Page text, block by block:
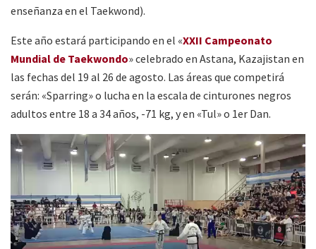
enseñanza en el Taekwond).
Este año estará participando en el «XXII Campeonato
Mundial de Taekwondo» celebrado en Astana, Kazajistan en
las fechas del 19 al 26 de agosto. Las áreas que competirá
serán: «Sparring» o lucha en la escala de cinturones negros
adultos entre 18 a 34 años, -71 kg, y en «Tul» o 1er Dan.